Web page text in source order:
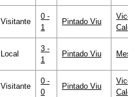
Visitante
0 -
1
Pintado Viu
Local
3 -
1
Pintado Viu
Visitante
0 -
0
Pintado Viu